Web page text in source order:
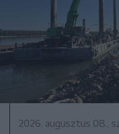
2026. augusztus 08.,